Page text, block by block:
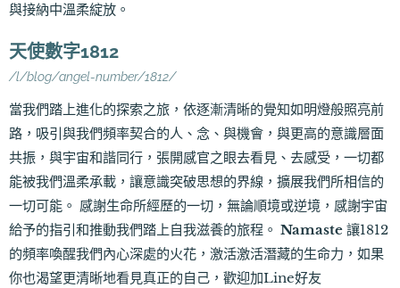
與接納中溫柔綻放。
天使數字1812
/l/blog/angel-number/1812/
當我們踏上進化的探索之旅，依逐漸清晰的覺知如明燈般照亮前
路，吸引與我們頻率契合的人、念、與機會，與更高的意識層面
共振，與宇宙和諧同行，張開感官之眼去看見、去感受，一切都
能被我們溫柔承載，讓意識突破思想的界線，擴展我們所相信的
一切可能。 感謝生命所經歷的一切，無論順境或逆境，感謝宇宙
給予的指引和推動我們踏上自我滋養的旅程。 Namaste 讓1812
的頻率喚醒我們內心深處的火花，激活激活潛藏的生命力，如果
你也渴望更清晰地看見真正的自己，歡迎加Line好友